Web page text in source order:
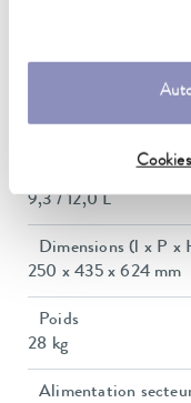
22 L/min
9,3 / 12,0 L
Dimensions (l x P x
250 x 435 x 624 mm
Poids
28 kg
Alimentation